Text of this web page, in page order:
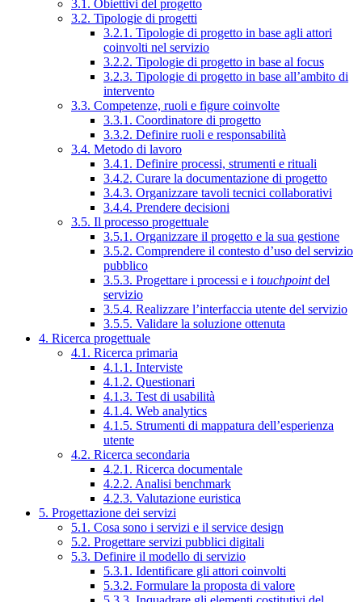
3.1. Obiettivi del progetto
3.2. Tipologie di progetti
3.2.1. Tipologie di progetto in base agli attori
coinvolti nel servizio
3.2.2. Tipologie di progetto in base al focus
3.2.3. Tipologie di progetto in base all’ambito di
intervento
3.3. Competenze, ruoli e figure coinvolte
3.3.1. Coordinatore di progetto
3.3.2. Definire ruoli e responsabilità
3.4. Metodo di lavoro
3.4.1. Definire processi, strumenti e rituali
3.4.2. Curare la documentazione di progetto
3.4.3. Organizzare tavoli tecnici collaborativi
3.4.4. Prendere decisioni
3.5. Il processo progettuale
3.5.1. Organizzare il progetto e la sua gestione
3.5.2. Comprendere il contesto d’uso del servizio
pubblico
3.5.3. Progettare i processi e i touchpointdel
servizio
3.5.4. Realizzare l’interfaccia utente del servizio
3.5.5. Validare la soluzione ottenuta
4. Ricerca progettuale
4.1. Ricerca primaria
4.1.1. Interviste
4.1.2. Questionari
4.1.3. Test di usabilità
4.1.4. Web analytics
4.1.5. Strumenti di mappatura dell’esperienza
utente
4.2. Ricerca secondaria
4.2.1. Ricerca documentale
4.2.2. Analisi benchmark
4.2.3. Valutazione euristica
5. Progettazione dei servizi
5.1. Cosa sono i servizi e il service design
5.2. Progettare servizi pubblici digitali
5.3. Definire il modello di servizio
5.3.1. Identificare gli attori coinvolti
5.3.2. Formulare la proposta di valore